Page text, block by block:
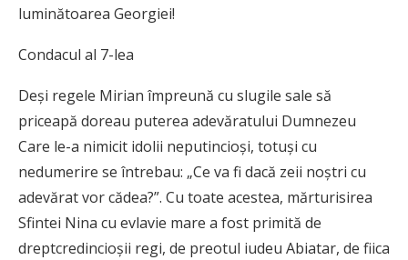
luminătoarea Georgiei!
Condacul al 7-lea
Deși regele Mirian împreună cu slugile sale să
priceapă doreau puterea adevăratului Dumnezeu
Care le-a nimicit idolii neputincioși, totuși cu
nedumerire se întrebau: „Ce va fi dacă zeii noștri cu
adevărat vor cădea?”. Cu toate acestea, mărturisirea
Sfintei Nina cu evlavie mare a fost primită de
dreptcredincioșii regi, de preotul iudeu Abiatar, de fiica